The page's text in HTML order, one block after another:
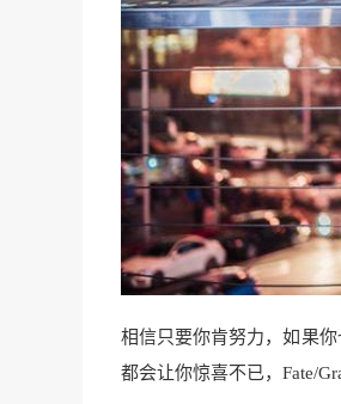
相信只要你肯努力，如果
都会让你惊喜不已，Fate/